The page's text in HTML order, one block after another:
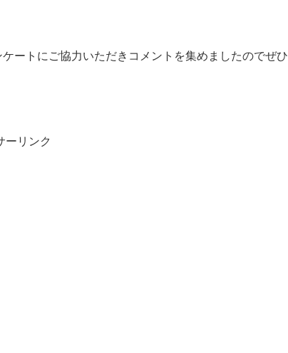
ートにご協力いただきコメントを集めましたのでぜひ
ーリンク